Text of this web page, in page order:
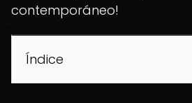
contemporáneo!
Índice